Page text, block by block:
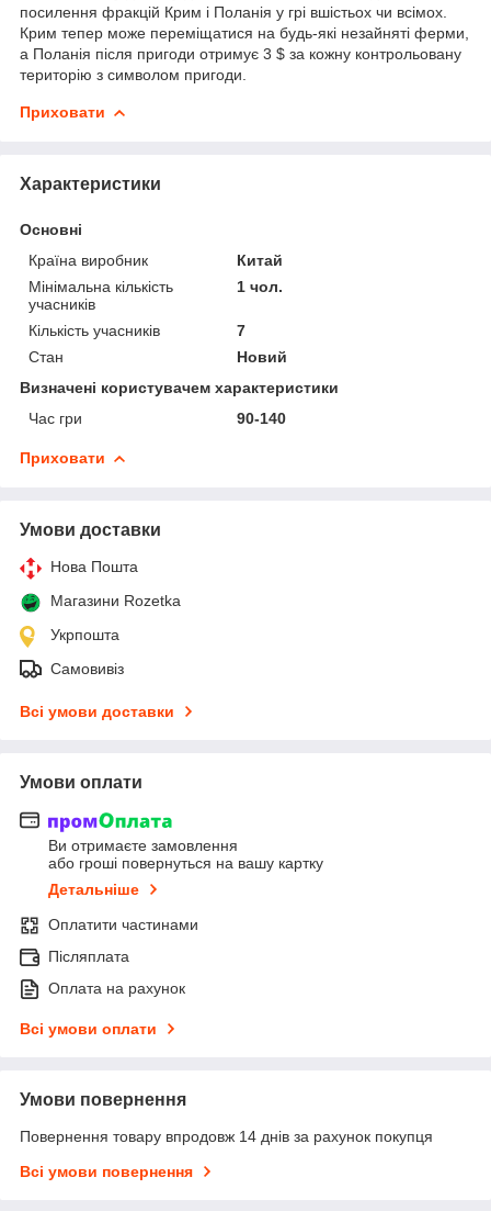
посилення фракцій Крим і Поланія у грі вшістьох чи всімох.
Крим тепер може переміщатися на будь-які незайняті ферми,
а Поланія після пригоди отримує 3 $ за кожну контрольовану
територію з символом пригоди.
Приховати
Характеристики
Основні
Країна виробник
Китай
Мінімальна кількість
учасників
1 чол.
Кількість учасників
7
Стан
Новий
Визначені користувачем характеристики
Час гри
90-140
Приховати
Умови доставки
Нова Пошта
Магазини Rozetka
Укрпошта
Самовивіз
Всі умови доставки
Умови оплати
Ви отримаєте замовлення
або гроші повернуться на вашу картку
Детальніше
Оплатити частинами
Післяплата
Оплата на рахунок
Всі умови оплати
Умови повернення
Повернення товару впродовж 14 днів за рахунок покупця
Всі умови повернення